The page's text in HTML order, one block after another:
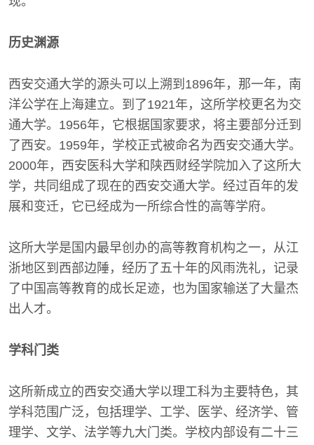
历史渊源
西安交通大学的源头可以上溯到1896年，那一年，南
洋公学在上海建立。到了1921年，这所学校更名为交
通大学。1956年，它根据国家要求，将主要部分迁到
了西安。1959年，学校正式被命名为西安交通大学。
2000年，西安医科大学和陕西财经学院加入了这所大
学，共同组成了现在的西安交通大学。经过百年的发
展和变迁，它已经成为一所综合性的高等学府。
这所大学是国内最早创办的高等教育机构之一，从江
浙地区到西部边陲，经历了五十年的风雨洗礼，记录
了中国高等教育的成长足迹，也为国家输送了大量杰
出人才。
学科门类
这所新成立的西安交通大学以理工科为主要特色，其
学科范围广泛，包括理学、工学、医学、经济学、管
理学、文学、法学等九大门类。学校内部设有二十三